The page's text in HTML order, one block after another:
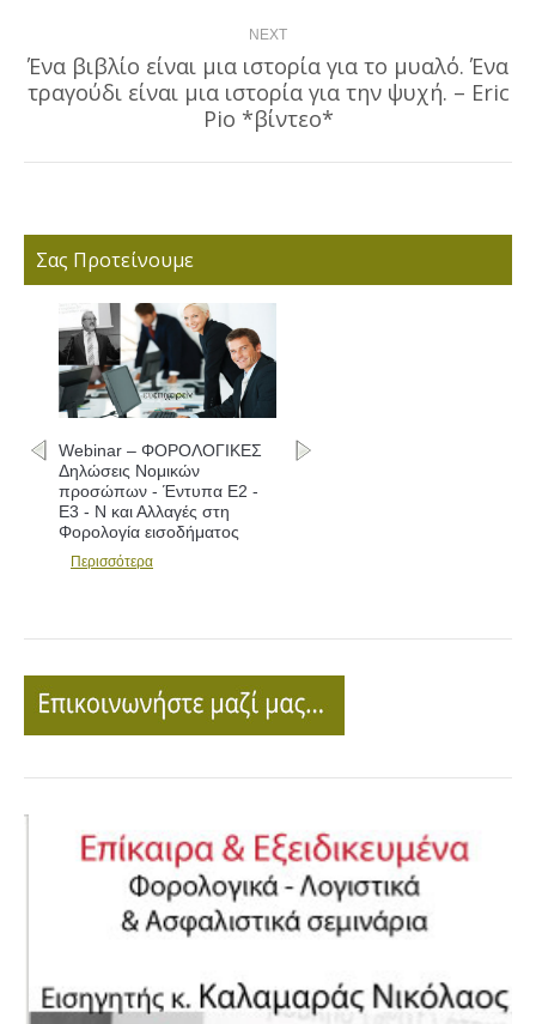
NEXT
Next
post:
Ένα βιβλίο είναι μια ιστορία για το μυαλό. Ένα
τραγούδι είναι μια ιστορία για την ψυχή. – Eric
Pio *βίντεο*
Σας Προτείνουμε
Webinar – ΦΟΡΟΛΟΓΙΚΕΣ
Δηλώσεις Νομικών
προσώπων - Έντυπα Ε2 -
Ε3 - Ν και Αλλαγές στη
Φορολογία εισοδήματος
Περισσότερα